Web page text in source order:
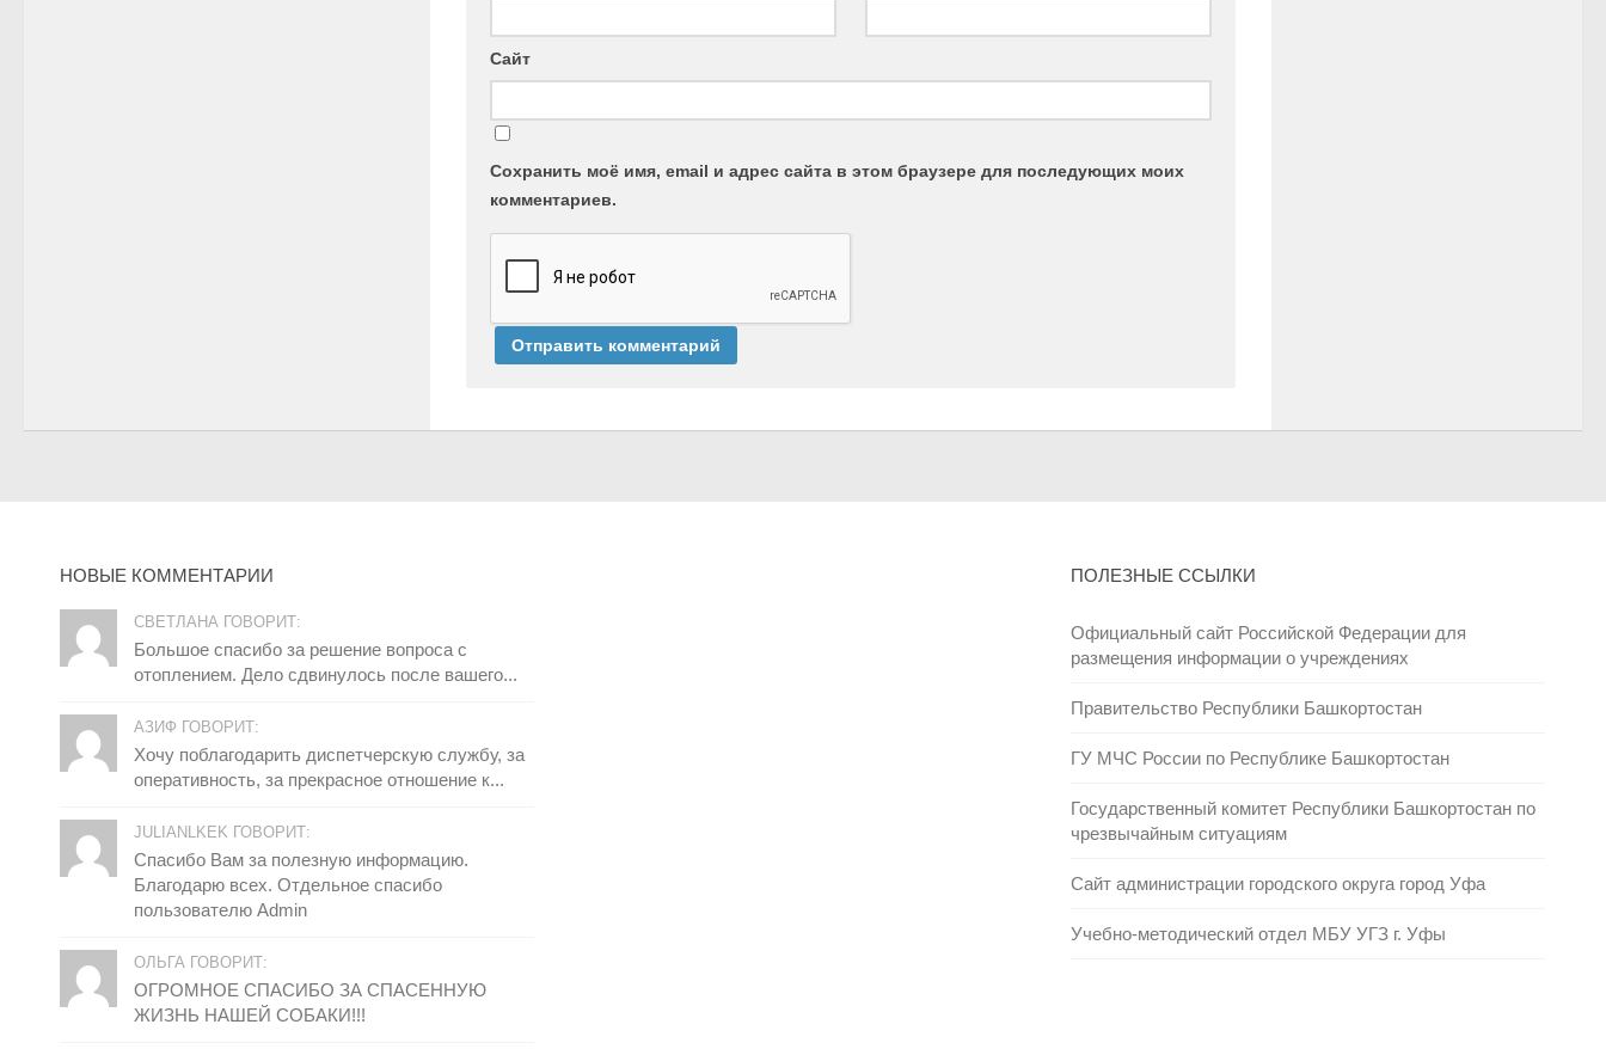
Сайт
Сохранить моё имя, email и адрес сайта в этом браузере для последующих моих
комментариев.
НОВЫЕ КОММЕНТАРИИ
СВЕТЛАНА ГОВОРИТ:
Большое спасибо за решение вопроса с
отоплением. Дело сдвинулось после вашего...
АЗИФ ГОВОРИТ:
Хочу поблагодарить диспетчерскую службу, за
оперативность, за прекрасное отношение к...
JULIANLKEK ГОВОРИТ:
Спасибо Вам за полезную информацию.
Благодарю всех. Отдельное спасибо
пользователю Admin
ОЛЬГА ГОВОРИТ:
ОГРОМНОЕ СПАСИБО ЗА СПАСЕННУЮ
ЖИЗНЬ НАШЕЙ СОБАКИ!!!
ПОЛЕЗНЫЕ ССЫЛКИ
Официальный сайт Российской Федерации для
размещения информации о учреждениях
Правительство Республики Башкортостан
ГУ МЧС России по Республике Башкортостан
Государственный комитет Республики Башкортостан по
чрезвычайным ситуациям
Сайт администрации городского округа город Уфа
Учебно-методический отдел МБУ УГЗ г. Уфы